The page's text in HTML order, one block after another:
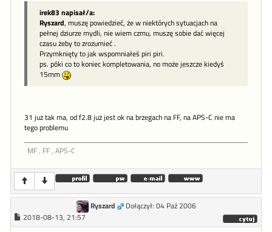
irek83 napisał/a:
Ryszard, muszę powiedzieć, że w niektórych sytuacjach na
pełnej dziurze mydli, nie wiem czmu, muszę sobie dać więcej
czasu żeby to zrozumieć .
Przymknięty to jak wspomniałeś piri piri.
ps. póki co to koniec kompletowania, no może jeszcze kiedyś
15mm
31 już tak ma, od f2.8 już jest ok na brzegach na FF, na APS-C nie ma
tego problemu
MF , FF , APS-C
Ryszard
Dołączył: 04 Paź 2006
2018-08-13, 21:57